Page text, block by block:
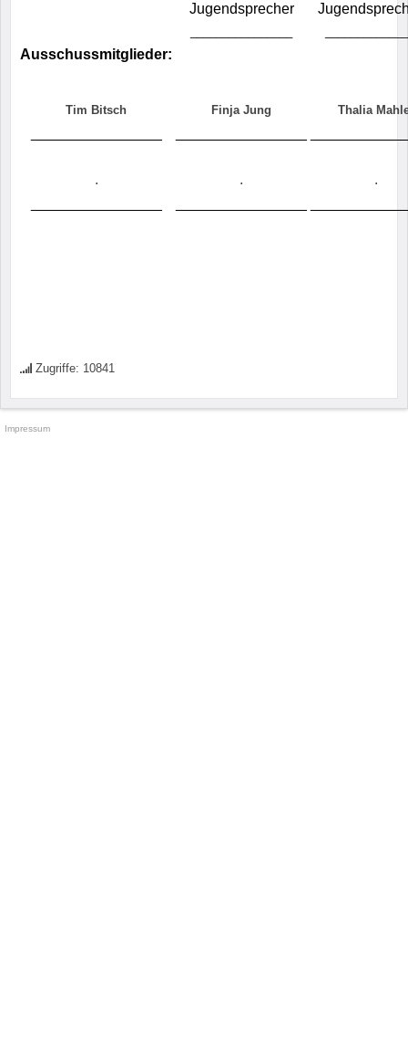
Jugendsprecher
Ausschussmitglieder:
Tim Bitsch Finja Jung Thalia
. .
.
Zugriffe: 10841
Impressum